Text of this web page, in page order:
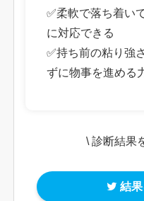
✅柔軟で落ち着い
に対応できる
✅持ち前の粘り強
ずに物事を進める
\ 診断結果
結